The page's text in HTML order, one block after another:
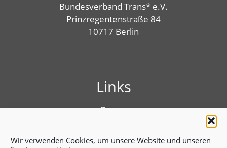
Wir verwenden Cookies, um unsere Website und unseren
Bundesverband Trans* e.V.
Prinzregentenstraße 84
10717 Berlin
Links
Presse